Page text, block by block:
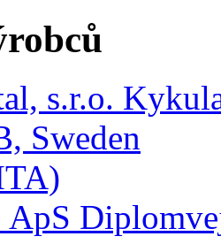
s.r.o.
Sweden